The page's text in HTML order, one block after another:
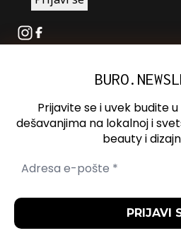
Instagram
Facebook
Oglašavanje
Kontakt
Spotify
Prijavite se i uvek budite
dešavanjima na lokalnoj i
beauty i